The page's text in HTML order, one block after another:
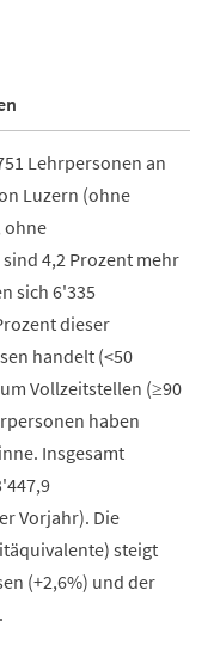
Lehrpersonen an
Luzern (ohne
ohne
4,2 Prozent mehr
sich 6'335
dieser
handelt (<50
Vollzeitstellen (≥90
haben
Insgesamt
Vorjahr). Die
steigt
(+2,6%) und der